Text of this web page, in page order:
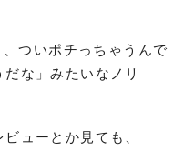
ついポチっちゃうんで
な」みたいなノリ
ューとか見ても、